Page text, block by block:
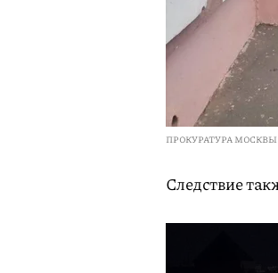
ПРОКУРАТУРА МОСКВЫ /
Следствие